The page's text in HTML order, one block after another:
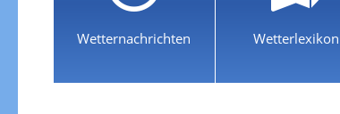
Wetternachrichten Wetterlexikon